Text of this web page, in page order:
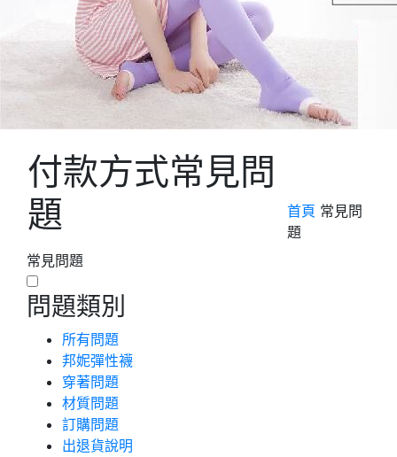
付款方式常見問
題
首頁 常見問
題
常見問題
問題類別
所有問題
邦妮彈性襪
穿著問題
材質問題
訂購問題
出退貨說明